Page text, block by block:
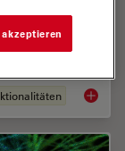
targets by
with
Live-